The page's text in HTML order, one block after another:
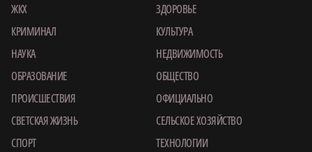
ЖКХ
ЗДОРОВЬЕ
КРИМИНАЛ
КУЛЬТУРА
НАУКА
НЕДВИЖИМОСТЬ
ОБРАЗОВАНИЕ
ОБЩЕСТВО
ПРОИСШЕСТВИЯ
ОФИЦИАЛЬНО
СВЕТСКАЯ ЖИЗНЬ
СЕЛЬСКОЕ ХОЗЯЙСТВО
СПОРТ
ТЕХНОЛОГИИ